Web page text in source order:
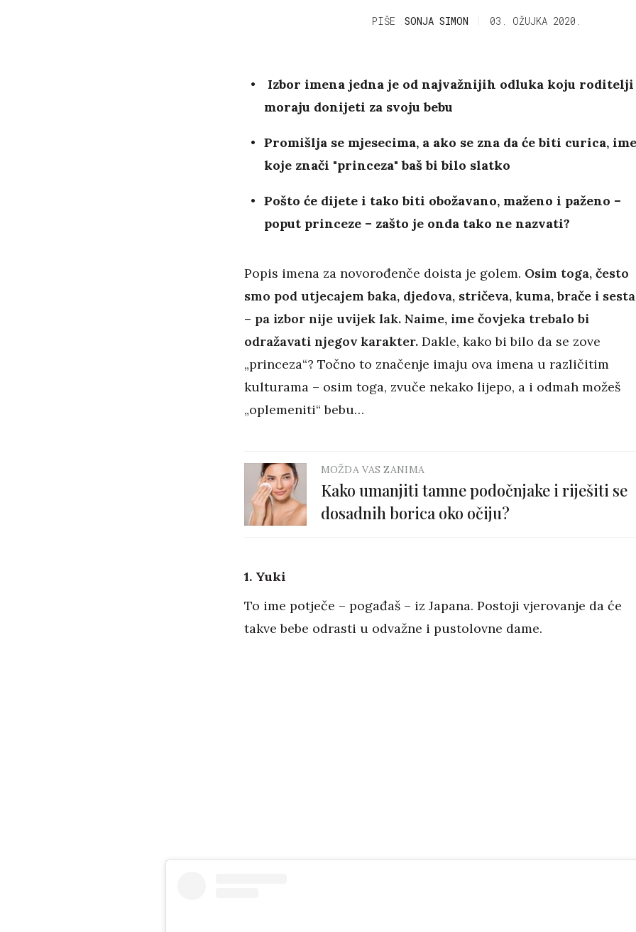
PIŠE SONJA SIMON 03. OŽUJKA 2020.
Izbor imena jedna je od najvažnijih odluka koju roditelji
moraju donijeti za svoju bebu
Promišlja se mjesecima, a ako se zna da će biti curica, ime
koje znači "princeza" baš bi bilo slatko
Pošto će dijete i tako biti obožavano, maženo i paženo –
poput princeze – zašto je onda tako ne nazvati?
Popis imena za novorođenče doista je golem. Osim toga, često
smo pod utjecajem baka, djedova, stričeva, kuma, brače i
– pa izbor nije uvijek lak. Naime, ime čovjeka trebalo bi
odražavati njegov karakter. Dakle, kako bi bilo da se zove
„princeza“? Točno to značenje imaju ova imena u različitim
kulturama – osim toga, zvuče nekako lijepo, a i odmah možeš
„oplemeniti“ bebu…
MOŽDA VAS ZANIMA
Kako umanjiti tamne podočnjake i riješiti se
dosadnih borica oko očiju?
1. Yuki
To ime potječe – pogađaš – iz Japana. Postoji vjerovanje da će
takve bebe odrasti u odvažne i pustolovne dame.